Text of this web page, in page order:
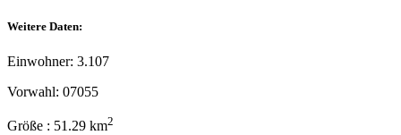
Weitere Daten:
Einwohner: 3.107
Vorwahl: 07055
Größe : 51.29 km2